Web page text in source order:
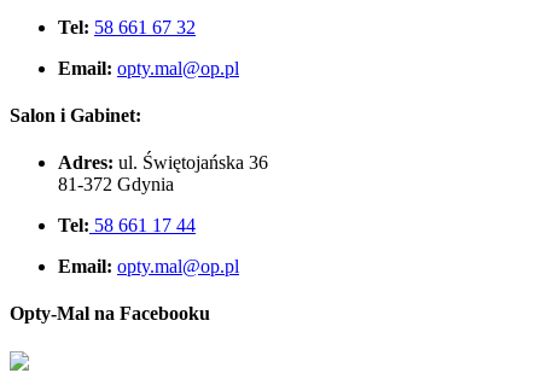
Tel: 58 661 67 32
Email: opty.mal@op.pl
Salon i Gabinet:
Adres: ul. Świętojańska 36
81-372 Gdynia
Tel: 58 661 17 44
Email: opty.mal@op.pl
Opty-Mal na Facebooku